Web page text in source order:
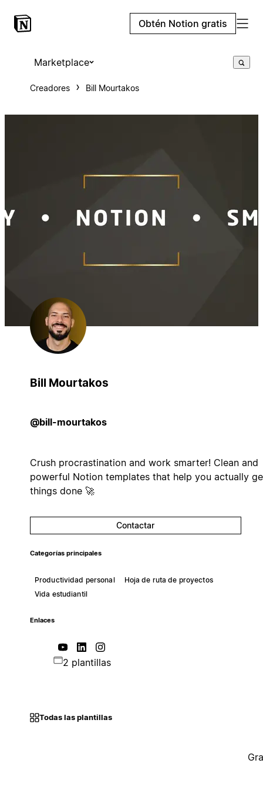
Obtén Notion gratis
Marketplace
Creadores Bill Mourtakos
Bill Mourtakos
@bill-mourtakos
Crush procrastination and work smarter! Clean and
powerful Notion templates that help you actually
things done 🚀
Contactar
Categorías principales
Productividad personal
Hoja de ruta de proyectos
Vida estudiantil
Enlaces
2 plantillas
Todas las plantillas